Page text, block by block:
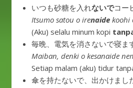
いつも砂糖を入れないでコー
Itsumo satou o irenaide koohi
(Aku) selalu minum kopi
毎晩、電気を消さないで寝ま
Maiban, denki o kesanaide
Setiap malam (aku) tidur
傘を持たないで、出かけまし